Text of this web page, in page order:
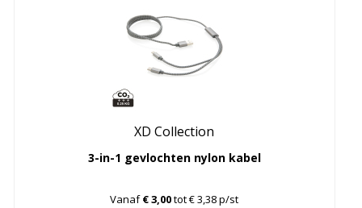
XD Collection
3-in-1 gevlochten nylon kabel
Vanaf€ 3,00tot € 3,38 p/st